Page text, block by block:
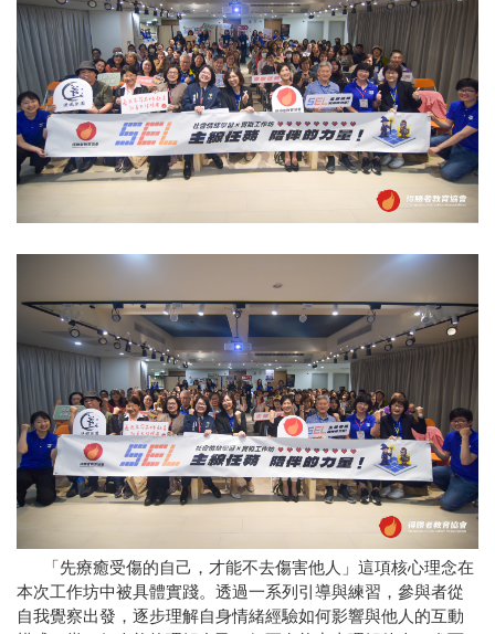
「先療癒受傷的自己，才能不去傷害他人」這項核心理念在
本次工作坊中被具體實踐。透過一系列引導與練習，參與者從
自我覺察出發，逐步理解自身情緒經驗如何影響與他人的互動